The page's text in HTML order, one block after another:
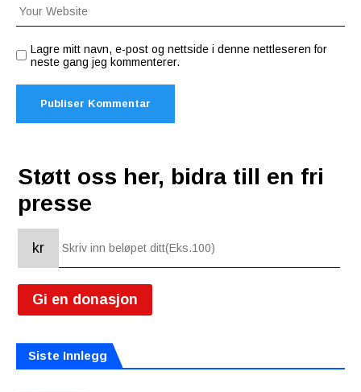
Lagre mitt navn, e-post og nettside i denne nettleseren for
neste gang jeg kommenterer.
Støtt oss her, bidra till en fri
presse
kr
Gi en donasjon
Siste Innlegg